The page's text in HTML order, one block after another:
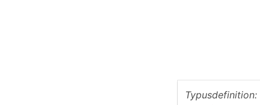
Typusdefinition: